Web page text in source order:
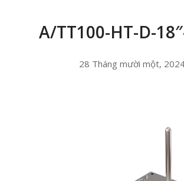
A/TT100-HT-D-
28 Tháng mười một,